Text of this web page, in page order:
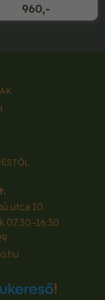
960,-
utca 10.